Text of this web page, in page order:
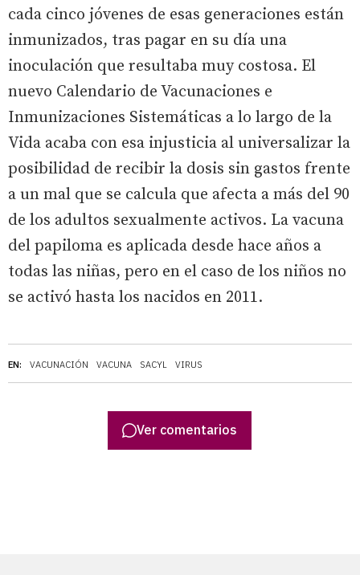
EN: VACUNACIÓN VACUNA SACYL VIRUS
cada cinco jóvenes de esas generaciones están
inmunizados, tras pagar en su día una
inoculación que resultaba muy costosa. El
nuevo Calendario de Vacunaciones e
Inmunizaciones Sistemáticas a lo largo de la
Vida acaba con esa injusticia al universalizar la
posibilidad de recibir la dosis sin gastos frente
a un mal que se calcula que afecta a más del 90
de los adultos sexualmente activos. La vacuna
del papiloma es aplicada desde hace años a
todas las niñas, pero en el caso de los niños no
se activó hasta los nacidos en 2011.
Ver comentarios